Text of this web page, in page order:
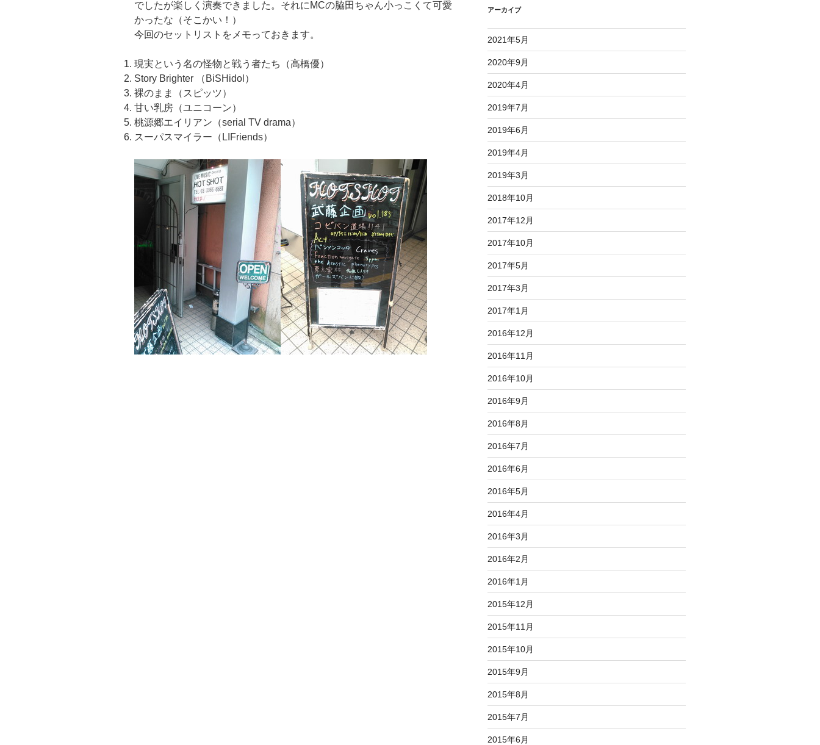
でしたが楽しく演奏できました。それにMCの脇田ちゃん小っこくて可愛
かったな（そこかい！）
今回のセットリストをメモっておきます。
現実という名の怪物と戦う者たち（高橋優）
Story Brighter （BiSHidol）
裸のまま（スピッツ）
甘い乳房（ユニコーン）
桃源郷エイリアン（serial TV drama）
スーパスマイラー（LIFriends）
アーカイブ
2021年5月
2020年9月
2020年4月
2019年7月
2019年6月
2019年4月
2019年3月
2018年10月
2017年12月
2017年10月
2017年5月
2017年3月
2017年1月
2016年12月
2016年11月
2016年10月
2016年9月
2016年8月
2016年7月
2016年6月
2016年5月
2016年4月
2016年3月
2016年2月
2016年1月
2015年12月
2015年11月
2015年10月
2015年9月
2015年8月
2015年7月
2015年6月